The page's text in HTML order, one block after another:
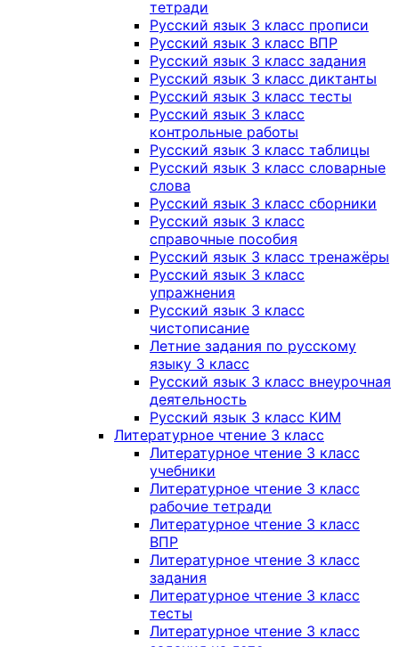
тетради
Русский язык 3 класс прописи
Русский язык 3 класс ВПР
Русский язык 3 класс задания
Русский язык 3 класс диктанты
Русский язык 3 класс тесты
Русский язык 3 класс
контрольные работы
Русский язык 3 класс таблицы
Русский язык 3 класс словарные
слова
Русский язык 3 класс сборники
Русский язык 3 класс
справочные пособия
Русский язык 3 класс тренажёры
Русский язык 3 класс
упражнения
Русский язык 3 класс
чистописание
Летние задания по русскому
языку 3 класс
Русский язык 3 класс внеурочная
деятельность
Русский язык 3 класс КИМ
Литературное чтение 3 класс
Литературное чтение 3 класс
учебники
Литературное чтение 3 класс
рабочие тетради
Литературное чтение 3 класс
ВПР
Литературное чтение 3 класс
задания
Литературное чтение 3 класс
тесты
Литературное чтение 3 класс